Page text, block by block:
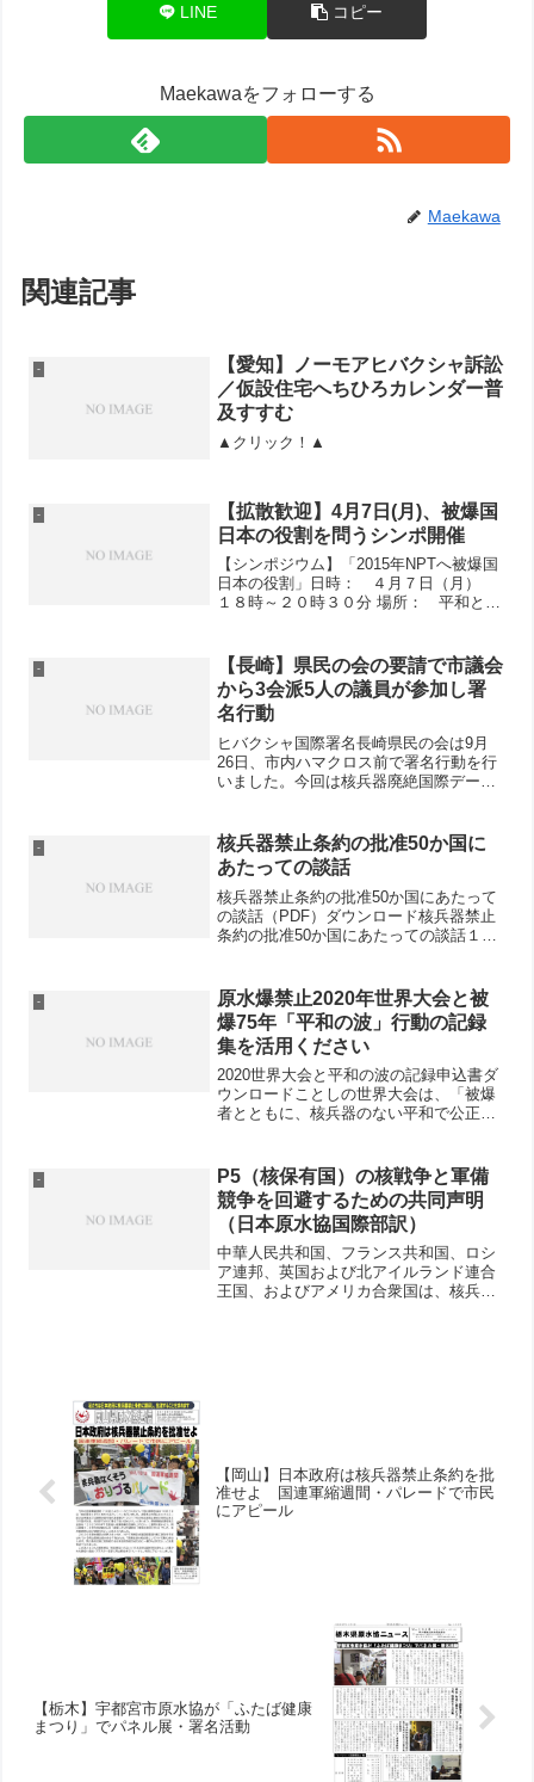
LINE コピー
Maekawaをフォローする
Maekawa
関連記事
-
【愛知】ノーモアヒバクシャ訴訟
／仮設住宅へちひろカレンダー普
及すすむ
▲クリック！▲
-
【拡散歓迎】4月7日(月)、被爆国
日本の役割を問うシンポ開催
【シンポジウム】「2015年NPTへ被爆国
日本の役割」日時： ４月７日（月）
１８時～２０時３０分 場所： 平和と労
水」駅下車、徒歩7～8分広島、長崎への
原爆投下から...
-
【長崎】県民の会の要請で市議会
から3会派5人の議員が参加し署
名行動
ヒバクシャ国際署名長崎県民の会は9月
26日、市内ハマクロス前で署名行動を行
いました。今回は核兵器廃絶国際デーと
の県民の会2周年の集いへの参加の要請を
行いました。また...
-
核兵器禁止条約の批准50か国に
あたっての談話
核兵器禁止条約の批准50か国にあたって
の談話（PDF）ダウンロード核兵器禁止
条約の批准50か国にあたっての談話１、
2021年1月22日に発効する。条約の発効
により核...
-
原水爆禁止2020年世界大会と被
爆75年「平和の波」行動の記録
集を活用ください
2020世界大会と平和の波の記録申込書ダ
ウンロードことしの世界大会は、「被爆
者とともに、核兵器のない平和で公正な
ー、9日長崎デー、 3〜5日特別集会（4テ
ーマ）が開催...
-
P5（核保有国）の核戦争と軍備
競争を回避するための共同声明
（日本原水協国際部訳）
中華人民共和国、フランス共和国、ロシ
ア連邦、英国および北アイルランド連合
王国、およびアメリカ合衆国は、核兵器
【岡山】日本政府は核兵器禁止条約を批
准せよ 国連軍縮週間・パレードで市民
にアピール
【栃木】宇都宮市原水協が「ふたば健康
まつり」でパネル展・署名活動